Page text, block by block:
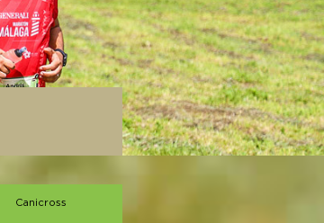
Canicross